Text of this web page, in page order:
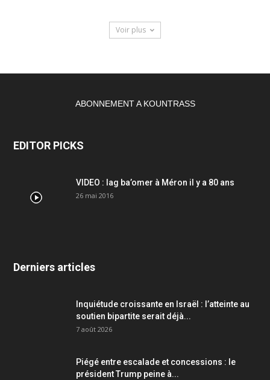
Voir plus
ABONNEMENT A KOUNTRASS
EDITOR PICKS
VIDEO : lag ba’omer à Méron il y a 80 ans
26 mai 2016
Derniers articles
Inquiétude croissante en Israël : l’atteinte au
soutien bipartite serait déjà...
7 août 2026
Piégé entre escalade et concessions : le
président Trump peine à...